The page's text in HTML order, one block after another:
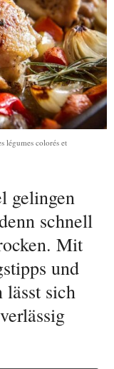
légumes colorés et
gelingen
schnell
Mit
und
sich